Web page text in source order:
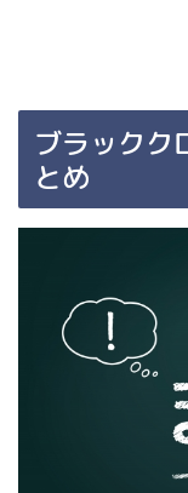
ブラックク
とめ